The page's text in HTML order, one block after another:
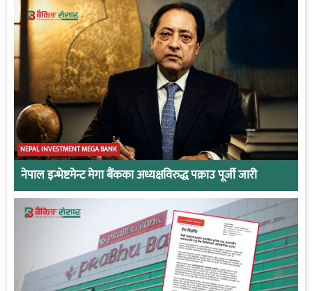
NEPAL INVESTMENT MEGA BANK
नेपाल इन्भेष्टमेन्ट मेगा बैंकका अध्यक्षविरुद्ध पक्राउ पूर्जी जारी